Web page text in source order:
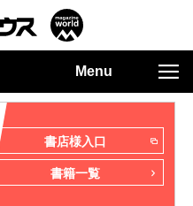
Menu
書店様入口
書籍一覧